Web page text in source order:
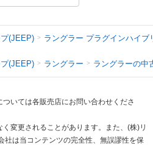
(JEEP) ラングラー プラグインハイブ
(JEEP) ラングラー ラングラーの中
いては各販売店にお問い合わせくださ
変更されることがあります。また、(株)リ
社は当コンテンツの完全性、無誤謬性を保